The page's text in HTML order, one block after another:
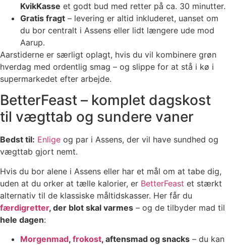
KvikKasse et godt bud med retter på ca. 30 minutter.
Gratis fragt – levering er altid inkluderet, uanset om
du bor centralt i Assens eller lidt længere ude mod
Aarup.
Aarstiderne er særligt oplagt, hvis du vil kombinere grøn
hverdag med ordentlig smag – og slippe for at stå i kø i
supermarkedet efter arbejde.
BetterFeast – komplet dagskost
til vægttab og sundere vaner
Bedst til: Enlige og par i Assens, der vil have sundhed og
vægttab gjort nemt.
Hvis du bor alene i Assens eller har et mål om at tabe dig,
uden at du orker at tælle kalorier, er BetterFeast et stærkt
alternativ til de klassiske måltidskasser. Her får du
færdigretter, der blot skal varmes – og de tilbyder mad til
hele dagen:
Morgenmad, frokost, aftensmad og snacks – du kan